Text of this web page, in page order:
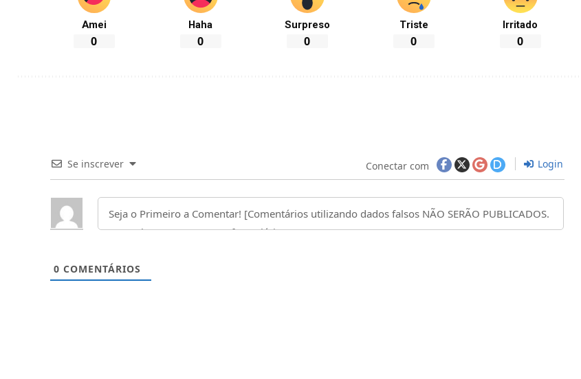
Amei
0
Haha
0
Surpreso
0
Triste
0
Irritado
0
Se inscrever Conectar com Login
0 COMENTÁRIOS